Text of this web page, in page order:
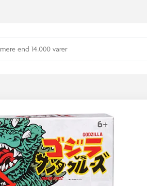
mere end 14.000 varer